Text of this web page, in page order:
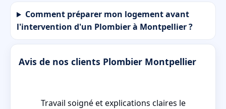
Comment préparer mon logement avant
l'intervention d'un Plombier à Montpellier ?
Avis de nos clients Plombier Montpellier
Travail soigné et explications claires le